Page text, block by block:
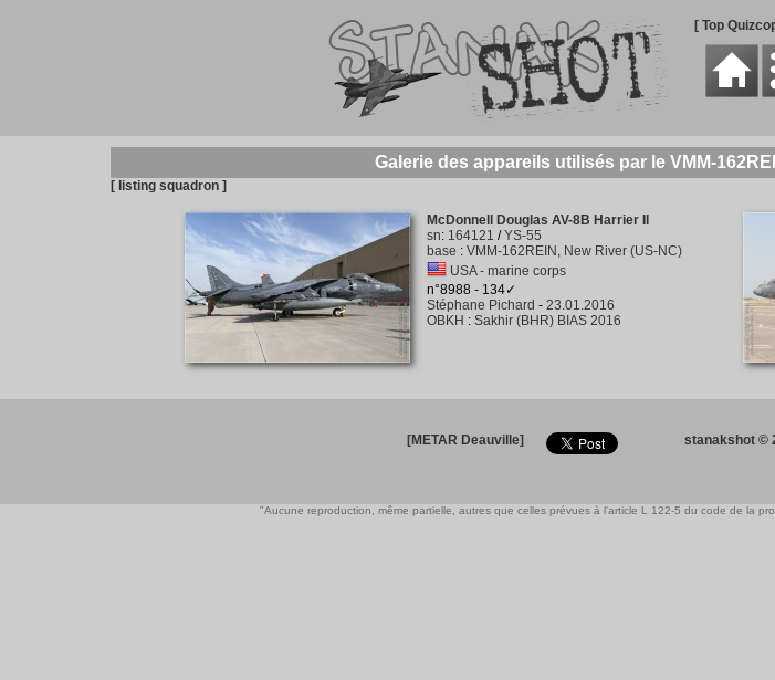
[ Top
Galerie des appareils utilisés par le VMM-
[ listing squadron ]
McDonnell Douglas AV-8B Harrier II
sn: 164121 /YS-55
base : VMM-162REIN, New River (US-NC)
USA - marine corps
n°8988 - 134✓
Stéphane Pichard - 23.01.2016
OBKH : Sakhir (BHR) BIAS 2016
[METAR Deauville] stanakshot ©
"Aucune reproduction, même partielle, autres que celles prévues à l'article L 122-5 du code de la